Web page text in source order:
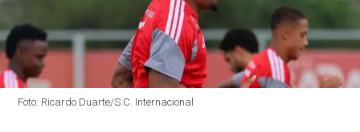
Foto: Ricardo Duarte/S.C. Internacional